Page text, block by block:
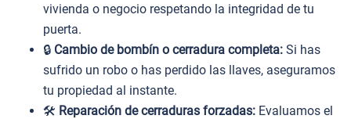
vivienda o negocio respetando la integridad de tu
puerta.
🔒 Cambio de bombín o cerradura completa: Si has
sufrido un robo o has perdido las llaves, aseguramos
tu propiedad al instante.
🛠️ Reparación de cerraduras forzadas: Evaluamos el